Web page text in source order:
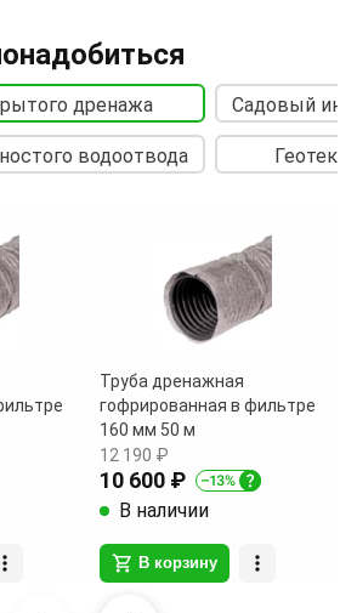
дренажа
водоотвода
Садовый
Труба дренажная
гофрированная в фильтре
160 мм 50 м
12 190 ₽
10 600 ₽
В наличии
В корзину